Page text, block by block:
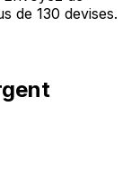
de 130 devises.